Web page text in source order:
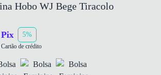
Hobo WJ Bege Tiracolo
5%
de crédito